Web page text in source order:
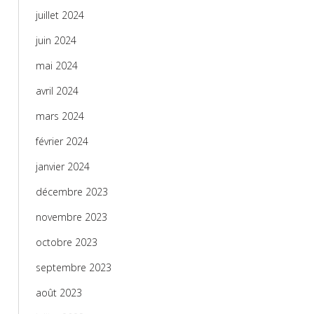
juillet 2024
juin 2024
mai 2024
avril 2024
mars 2024
février 2024
janvier 2024
décembre 2023
novembre 2023
octobre 2023
septembre 2023
août 2023